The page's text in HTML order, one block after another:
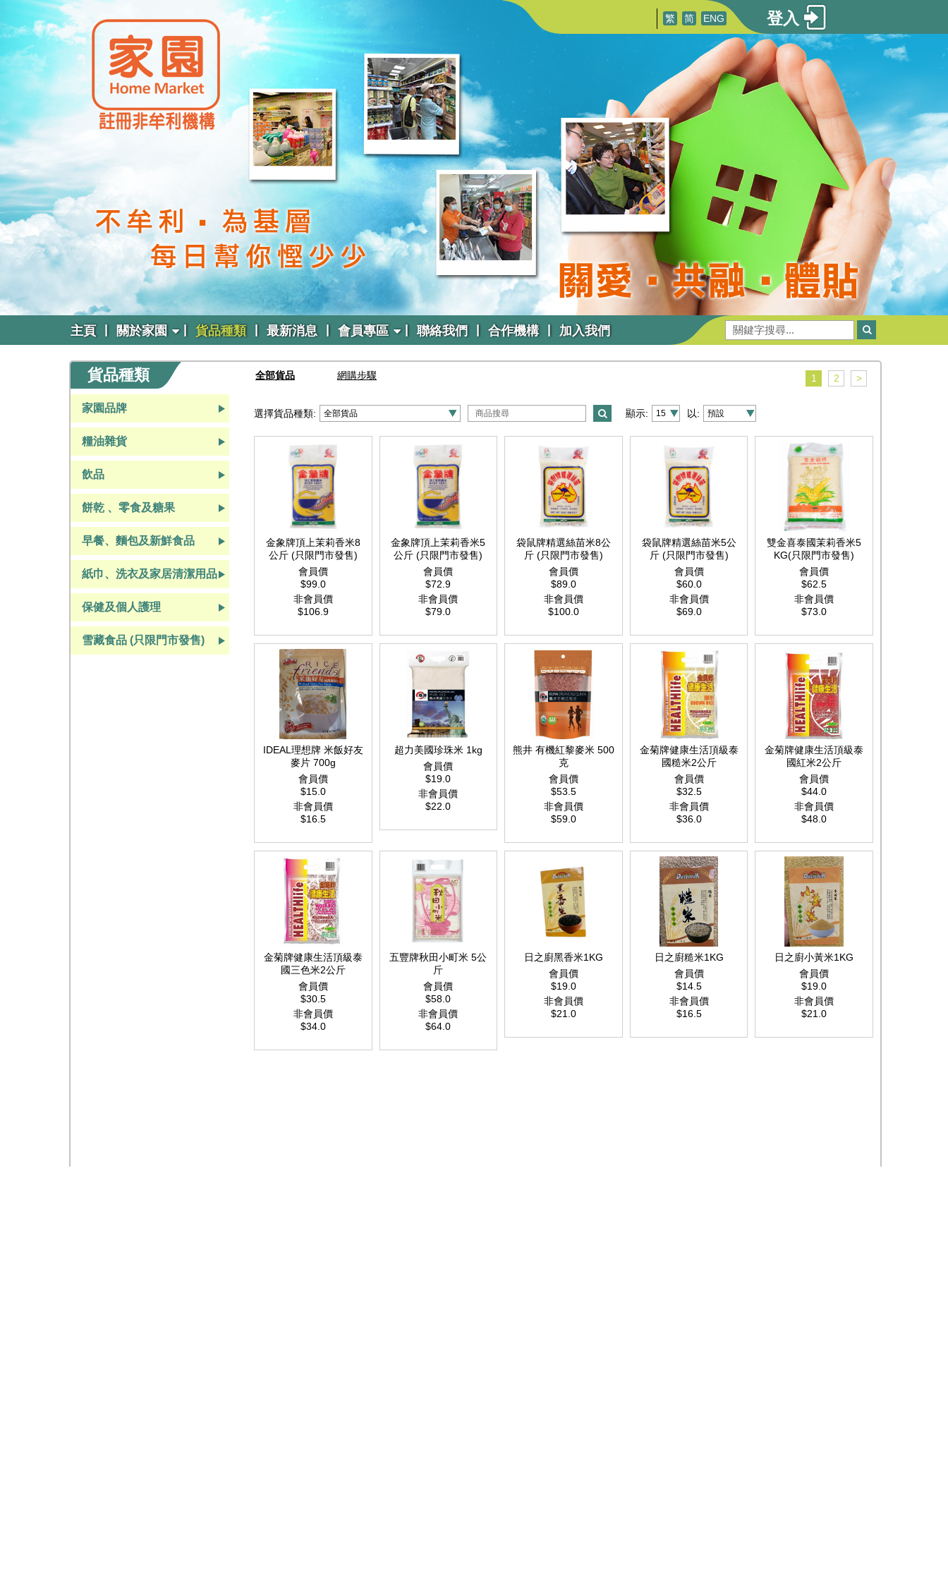
繁 简 ENG 登入
主頁 關於家園 貨品種類 最新消息 會員專區 聯絡我們 合作機構 加入我們
貨品種類 全部貨品 1 2 >
網購步驟
家園品牌
糧油雜貨
飲品
餅乾 、零食及糖果
早餐、麵包及新鮮食品
紙巾、洗衣及家居清潔用品
紙巾、洗衣及家居清潔用品
保健及個人護理
雪藏食品 (只限門市發售)
選擇貨品種類: 顯示: 以:
金象牌頂上茉莉香米8
公斤 (只限門市發售)
會員價
$99.0
非會員價
$106.9
金象牌頂上茉莉香米5
公斤 (只限門市發售)
會員價
$72.9
非會員價
$79.0
袋鼠牌精選絲苗米8公
斤 (只限門市發售)
會員價
$89.0
非會員價
$100.0
袋鼠牌精選絲苗米5公
斤 (只限門市發售)
會員價
$60.0
非會員價
$69.0
雙金喜泰國茉莉香米5
KG(只限門市發售)
會員價
$62.5
非會員價
$73.0
IDEAL理想牌 米飯好友
麥片 700g
會員價
$15.0
非會員價
$16.5
超力美國珍珠米 1kg
會員價
$19.0
非會員價
$22.0
熊井 有機紅黎麥米 500
克
會員價
$53.5
非會員價
$59.0
金菊牌健康生活頂級泰
國糙米2公斤
會員價
$32.5
非會員價
$36.0
金菊牌健康生活頂級泰
國紅米2公斤
會員價
$44.0
非會員價
$48.0
金菊牌健康生活頂級泰
國三色米2公斤
會員價
$30.5
非會員價
$34.0
五豐牌秋田小町米 5公
斤
會員價
$58.0
非會員價
$64.0
日之廚黑香米1KG
會員價
$19.0
非會員價
$21.0
日之廚糙米1KG
會員價
$14.5
非會員價
$16.5
日之廚小黃米1KG
會員價
$19.0
非會員價
$21.0